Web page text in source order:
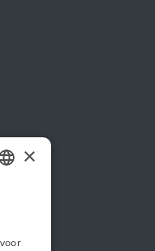
ENGLISH
×